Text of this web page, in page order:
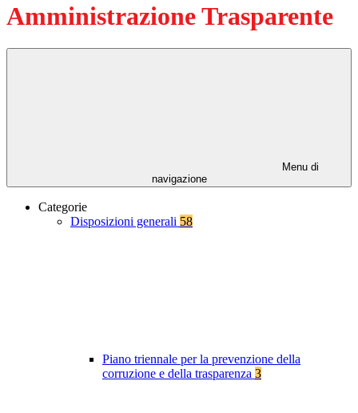
Amministrazione Trasparente
Menu di
navigazione
Categorie
Disposizioni generali 58
Piano triennale per la prevenzione della
corruzione e della trasparenza 3